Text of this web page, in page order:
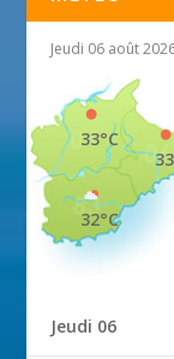
Jeudi 06 août
33°C
32°C
Jeudi 06